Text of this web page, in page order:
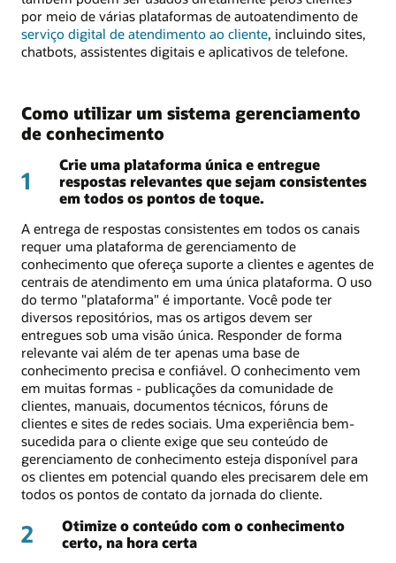
por meio de várias plataformas de autoatendimento de
serviço digital de atendimento ao cliente, incluindo sites,
chatbots, assistentes digitais e aplicativos de telefone.
Como utilizar um sistema gerenciamento
de conhecimento
1
Crie uma plataforma única e entregue
respostas relevantes que sejam consistentes
em todos os pontos de toque.
A entrega de respostas consistentes em todos os canais
requer uma plataforma de gerenciamento de
conhecimento que ofereça suporte a clientes e agentes de
centrais de atendimento em uma única plataforma. O uso
do termo "plataforma" é importante. Você pode ter
diversos repositórios, mas os artigos devem ser
entregues sob uma visão única. Responder de forma
relevante vai além de ter apenas uma base de
conhecimento precisa e confiável. O conhecimento vem
em muitas formas - publicações da comunidade de
clientes, manuais, documentos técnicos, fóruns de
clientes e sites de redes sociais. Uma experiência bem-
sucedida para o cliente exige que seu conteúdo de
gerenciamento de conhecimento esteja disponível para
os clientes em potencial quando eles precisarem dele em
todos os pontos de contato da jornada do cliente.
2
Otimize o conteúdo com o conhecimento
certo, na hora certa